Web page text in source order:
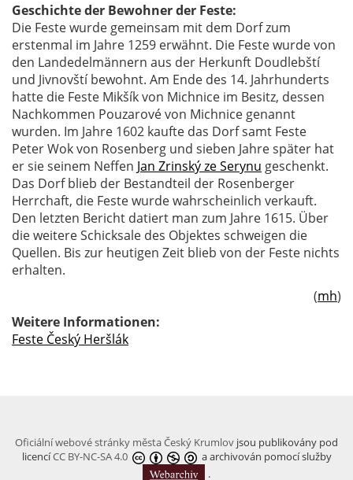
Geschichte der Bewohner der Feste:
Die Feste wurde gemeinsam mit dem Dorf zum
erstenmal im Jahre 1259 erwähnt. Die Feste wurde von
den Landedelmännern aus der Herkunft Doudlebští
und Jivnovští bewohnt. Am Ende des 14. Jahrhunderts
hatte die Feste Mikšík von Michnice im Besitz, dessen
Nachkommen Pouzarové von Michnice genannt
wurden. Im Jahre 1602 kaufte das Dorf samt Feste
Peter Wok von Rosenberg und sieben Jahre später hat
er sie seinem Neffen Jan Zrinský ze Serynu geschenkt.
Das Dorf blieb der Bestandteil der Rosenberger
Herrchaft, die Feste wurde wahrscheinlich verkauft.
Den letzten Bericht datiert man zum Jahre 1615. Über
die weitere Schicksale des Objektes schweigen die
Quellen. Bis zur heutigen Zeit blieb von der Feste nichts
erhalten.
(mh)
Weitere Informationen:
Feste Český Heršlák
Oficiální webové stránky města Český Krumlov jsou publikovány pod
licencíCC BY-NC-SA 4.0
a archivován pomocí služby
.